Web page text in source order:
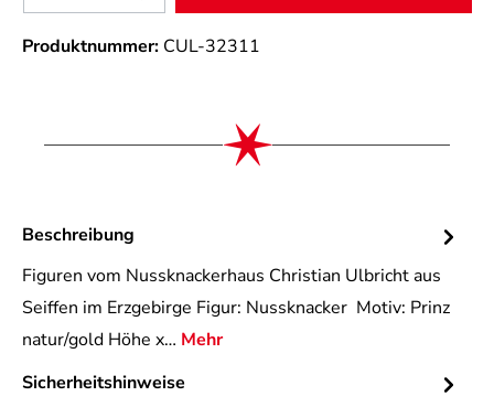
Produktnummer: CUL-32311
Beschreibung
Figuren vom Nussknackerhaus Christian Ulbricht aus
Seiffen im Erzgebirge Figur: Nussknacker Motiv: Prinz
natur/gold Höhe x… Mehr
Sicherheitshinweise